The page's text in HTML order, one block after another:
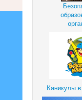
Каникулы